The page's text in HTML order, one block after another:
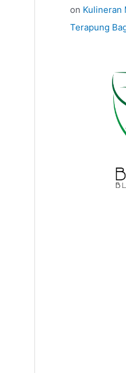
on Kulineran
Terapung